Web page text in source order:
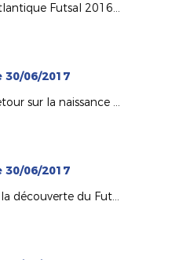
Coupe Atlantique Futsal 2016-2017 : revivez la finale remportée par Saint Herblain Pépite FC
30/06/2017
Futsal : retour sur la naissance du Nantes Métropole Futsal (D1)
30/06/2017
Futsal : à la découverte du Futsal Club Sucéen (Sucé sur Erdre)